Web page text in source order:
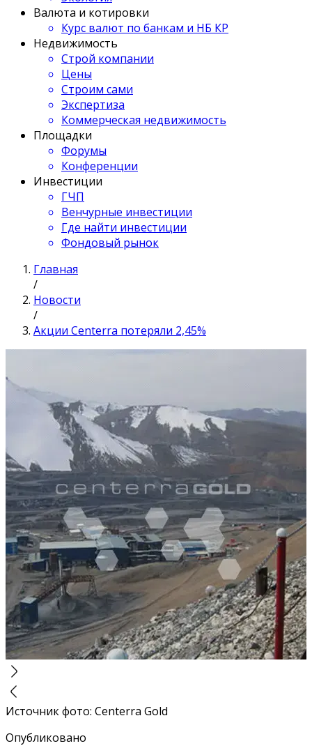
Валюта и котировки
Курс валют по банкам и НБ КР
Недвижимость
Строй компании
Цены
Строим сами
Экспертиза
Коммерческая недвижимость
Площадки
Форумы
Конференции
Инвестиции
ГЧП
Венчурные инвестиции
Где найти инвестиции
Фондовый рынок
Главная
/
Новости
/
Акции Centerra потеряли 2,45%
Источник фото: Centerra Gold
Опубликовано